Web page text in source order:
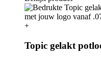
+
Topic gelakt